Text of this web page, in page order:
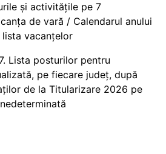
și activitățile pe 7
de vară / Calendarul anului
vacanțelor
Lista posturilor pentru
pe fiecare județ, după
de la Titularizare 2026 pe